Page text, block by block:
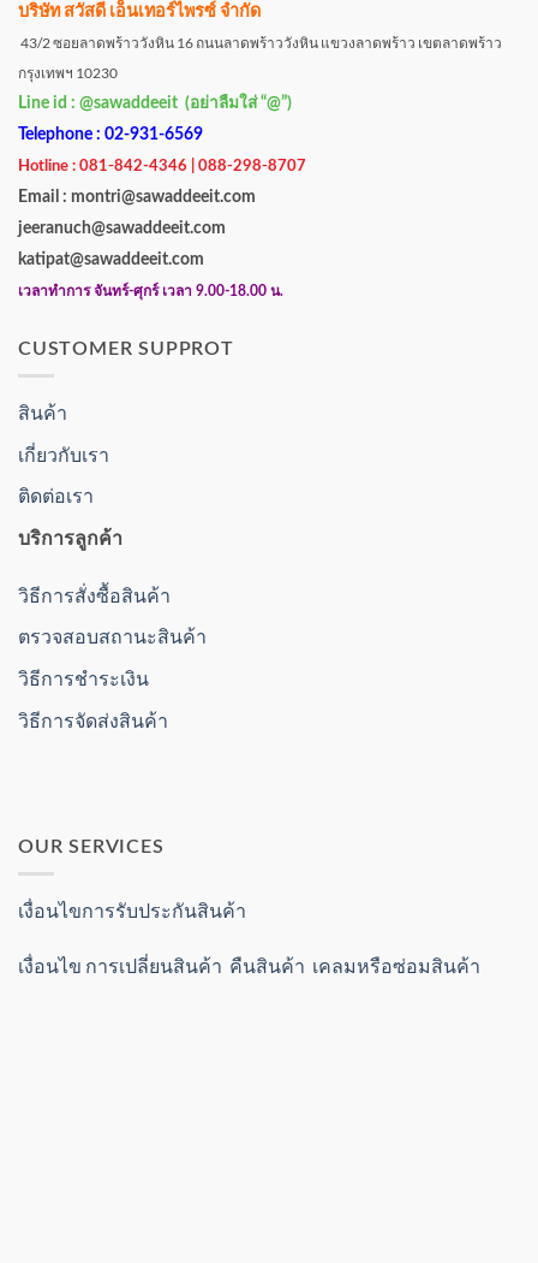
บริษัท สวัสดี เอ็นเทอร์ไพรซ์ จำกัด
43/2 ซอยลาดพร้าววังหิน 16 ถนนลาดพร้าววังหิน แขวงลาดพร้าว เขตลาดพร้าว
กรุงเทพฯ 10230
Line id : @sawaddeeit (อย่าลืมใส่ “@”)
Telephone : 02-931-6569
Hotline : 081-842-4346 | 088-298-8707
Email : montri@sawaddeeit.com
jeeranuch@sawaddeeit.com
katipat@sawaddeeit.com
เวลาทำการ จันทร์-ศุกร์ เวลา 9.00-18.00 น.
CUSTOMER SUPPROT
สินค้า
เกี่ยวกับเรา
ติดต่อเรา
บริการลูกค้า
วิธีการสั่งซื้อสินค้า
ตรวจสอบสถานะสินค้า
วิธีการชำระเงิน
วิธีการจัดส่งสินค้า
OUR SERVICES
เงื่อนไขการรับประกันสินค้า
เงื่อนไข การเปลี่ยนสินค้า คืนสินค้า เคลมหรือซ่อมสินค้า